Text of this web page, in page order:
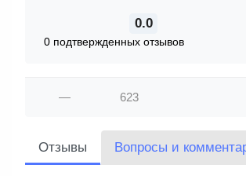
0.0
0 подтвержденных отзывов
— 623
Отзывы Вопросы и